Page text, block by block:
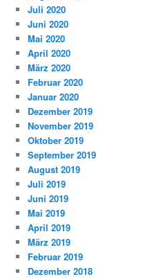
Juli 2020
Juni 2020
Mai 2020
April 2020
März 2020
Februar 2020
Januar 2020
Dezember 2019
November 2019
Oktober 2019
September 2019
August 2019
Juli 2019
Juni 2019
Mai 2019
April 2019
März 2019
Februar 2019
Dezember 2018